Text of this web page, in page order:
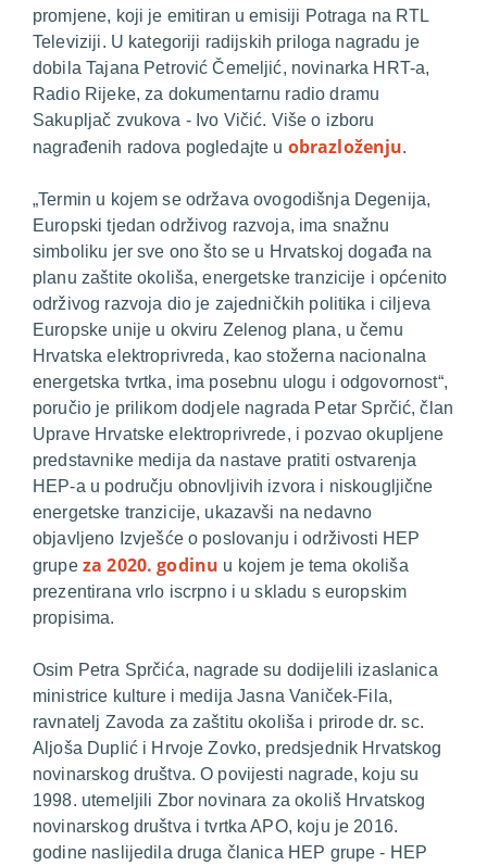
promjene, koji je emitiran u emisiji Potraga na RTL
Televiziji. U kategoriji radijskih priloga nagradu je
dobila Tajana Petrović Čemeljić, novinarka HRT-a,
Radio Rijeke, za dokumentarnu radio dramu
Sakupljač zvukova - Ivo Vičić. Više o izboru
nagrađenih radova pogledajte u obrazloženju.
„Termin u kojem se održava ovogodišnja Degenija,
Europski tjedan održivog razvoja, ima snažnu
simboliku jer sve ono što se u Hrvatskoj događa na
planu zaštite okoliša, energetske tranzicije i općenito
održivog razvoja dio je zajedničkih politika i ciljeva
Europske unije u okviru Zelenog plana, u čemu
Hrvatska elektroprivreda, kao stožerna nacionalna
energetska tvrtka, ima posebnu ulogu i odgovornost“,
poručio je prilikom dodjele nagrada Petar Sprčić, član
Uprave Hrvatske elektroprivrede, i pozvao okupljene
predstavnike medija da nastave pratiti ostvarenja
HEP-a u području obnovljivih izvora i niskougljične
energetske tranzicije, ukazavši na nedavno
objavljeno Izvješće o poslovanju i održivosti HEP
grupe za 2020. godinu u kojem je tema okoliša
prezentirana vrlo iscrpno i u skladu s europskim
propisima.
Osim Petra Sprčića, nagrade su dodijelili izaslanica
ministrice kulture i medija Jasna Vaniček-Fila,
ravnatelj Zavoda za zaštitu okoliša i prirode dr. sc.
Aljoša Duplić i Hrvoje Zovko, predsjednik Hrvatskog
novinarskog društva. O povijesti nagrade, koju su
1998. utemeljili Zbor novinara za okoliš Hrvatskog
novinarskog društva i tvrtka APO, koju je 2016.
godine naslijedila druga članica HEP grupe - HEP